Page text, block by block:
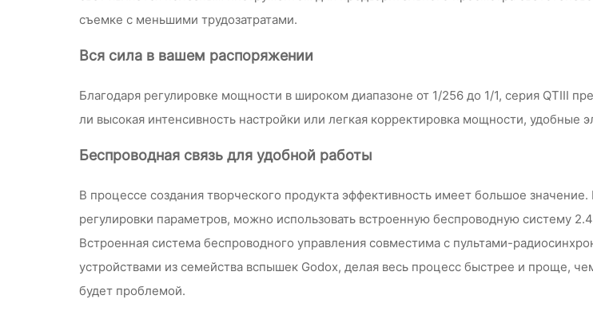
съемке с меньшими трудозатратами.
Вся сила в вашем распоряжении
Благодаря регулировке мощности в широком диапазоне от 1/256 до 1/1, серия QTIII
ли высокая интенсивность настройки или легкая корректировка мощности, удобные
Беспроводная связь для удобной работы
В процессе создания творческого продукта эффективность имеет большое
регулировки параметров, можно использовать встроенную беспроводную систему
Встроенная система беспроводного управления совместима с пультами-
устройствами из семейства вспышек Godox, делая весь процесс быстрее и проще,
будет проблемой.